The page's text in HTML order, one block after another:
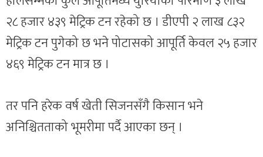
२८ हजार ४३९ मेट्रिक टन रहेको छ । डीएपी २ लाख ८३२
मेट्रिक टन पुगेको छ भने पोटासको आपूर्ति केवल २५ हजार
४६९ मेट्रिक टन मात्र छ ।
तर पनि हरेक वर्ष खेती सिजनसँगै किसान भने
अनिश्चितताको भूमरीमा पर्दै आएका छन् ।